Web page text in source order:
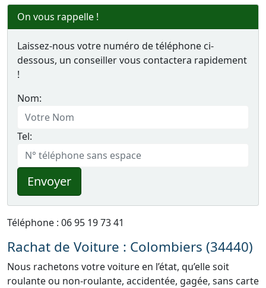
On vous rappelle !
Laissez-nous votre numéro de téléphone ci-
dessous, un conseiller vous contactera rapidement
!
Nom:
Tel:
Envoyer
Téléphone : 06 95 19 73 41
Rachat de Voiture : Colombiers (34440)
Nous rachetons votre voiture en l’état, qu’elle soit
roulante ou non-roulante, accidentée, gagée, sans carte